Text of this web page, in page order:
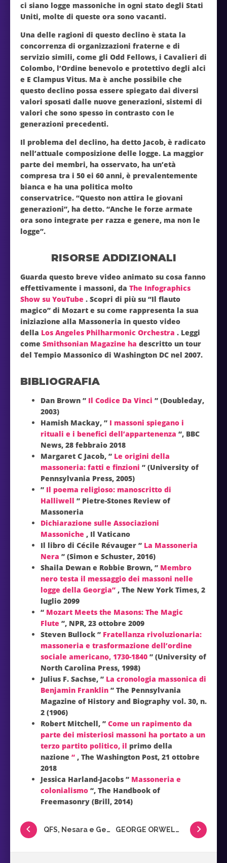
ci siano logge massoniche in ogni stato degli Stati
Uniti, molte di queste ora sono vacanti.
Una delle ragioni di questo declino è stata la
concorrenza di organizzazioni fraterne e di
servizio simili, come gli Odd Fellows, i Cavalieri di
Colombo, l’Ordine benevolo e protettivo degli alci
e E Clampus Vitus. Ma è anche possibile che
questo declino possa essere spiegato dai diversi
valori sposati dalle nuove generazioni, sistemi di
valori che sono spesso in contrasto con le
generazioni precedenti.
Il problema del declino, ha detto Jacob, è radicato
nell’attuale composizione delle logge. La maggior
parte dei membri, ha osservato, ha un’età
compresa tra i 50 ei 60 anni, è prevalentemente
bianca e ha una politica molto
conservatrice. “Questo non attira le giovani
generazioni”, ha detto. “Anche le forze armate
ora sono integrate per razza e genere, ma non le
logge”.
RISORSE ADDIZIONALI
Guarda questo breve video animato su cosa fanno
effettivamente i massoni, da The Infographics
Show su YouTube . Scopri di più su “Il flauto
magico” di Mozart e su come rappresenta la sua
iniziazione alla Massoneria in questo video
della Los Angeles Philharmonic Orchestra . Leggi
come Smithsonian Magazine ha descritto un tour
del Tempio Massonico di Washington DC nel 2007.
BIBLIOGRAFIA
Dan Brown ” Il Codice Da Vinci ” (Doubleday,
2003)
Hamish Mackay, ” I massoni spiegano i
rituali e i benefici dell’appartenenza “, BBC
News, 28 febbraio 2018
Margaret C Jacob, ” Le origini della
massoneria: fatti e finzioni ” (University of
Pennsylvania Press, 2005)
” Il poema religioso: manoscritto di
Halliwell ” Pietre-Stones Review of
Massoneria
Dichiarazione sulle Associazioni
Massoniche , Il Vaticano
Il libro di Cécile Révauger ” La Massoneria
Nera ” (Simon e Schuster, 2016)
Shaila Dewan e Robbie Brown, ” Membro
nero testa il messaggio dei massoni nelle
logge della Georgia” , The New York Times, 2
luglio 2099
“ Mozart Meets the Masons: The Magic
Flute ”, NPR, 23 ottobre 2009
Steven Bullock ” Fratellanza rivoluzionaria:
massoneria e trasformazione dell’ordine
sociale americano, 1730-1840 ” (University of
North Carolina Press, 1998)
Julius F. Sachse, ” La cronologia massonica di
Benjamin Franklin ” The Pennsylvania
Magazine of History and Biography vol. 30, n.
2 (1906)
Robert Mitchell, ” Come un rapimento da
parte dei misteriosi massoni ha portato a un
terzo partito politico, il primo della
nazione “ , The Washington Post, 21 ottobre
2018
Jessica Harland-Jacobs ” Massoneria e
colonialismo “, The Handbook of
Freemasonry (Brill, 2014)
QFS, Nesara e Gesara tutte le bugie degli insider GEORGE ORWELL E LA SOCIETÀ FABIANA